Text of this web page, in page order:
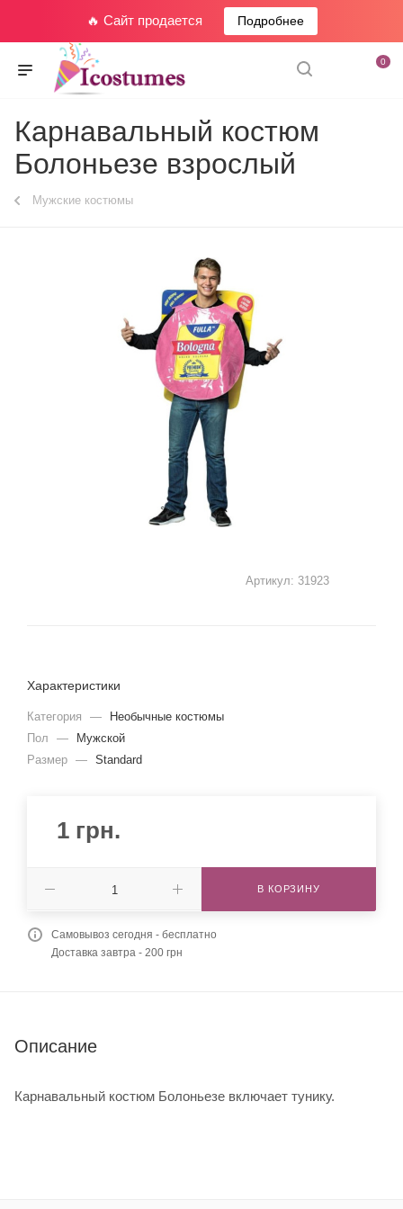
🔥 Сайт продается Подробнее
0
Карнавальный костюм
Болоньезе взрослый
Мужские костюмы
Артикул: 31923
Характеристики
Категория —
Необычные костюмы
Пол
—
Мужской
Размер — Standard
1 грн.
В КОРЗИНУ
Самовывоз сегодня - бесплатно
Доставка завтра - 200 грн
Описание
Карнавальный костюм Болоньезе включает тунику.